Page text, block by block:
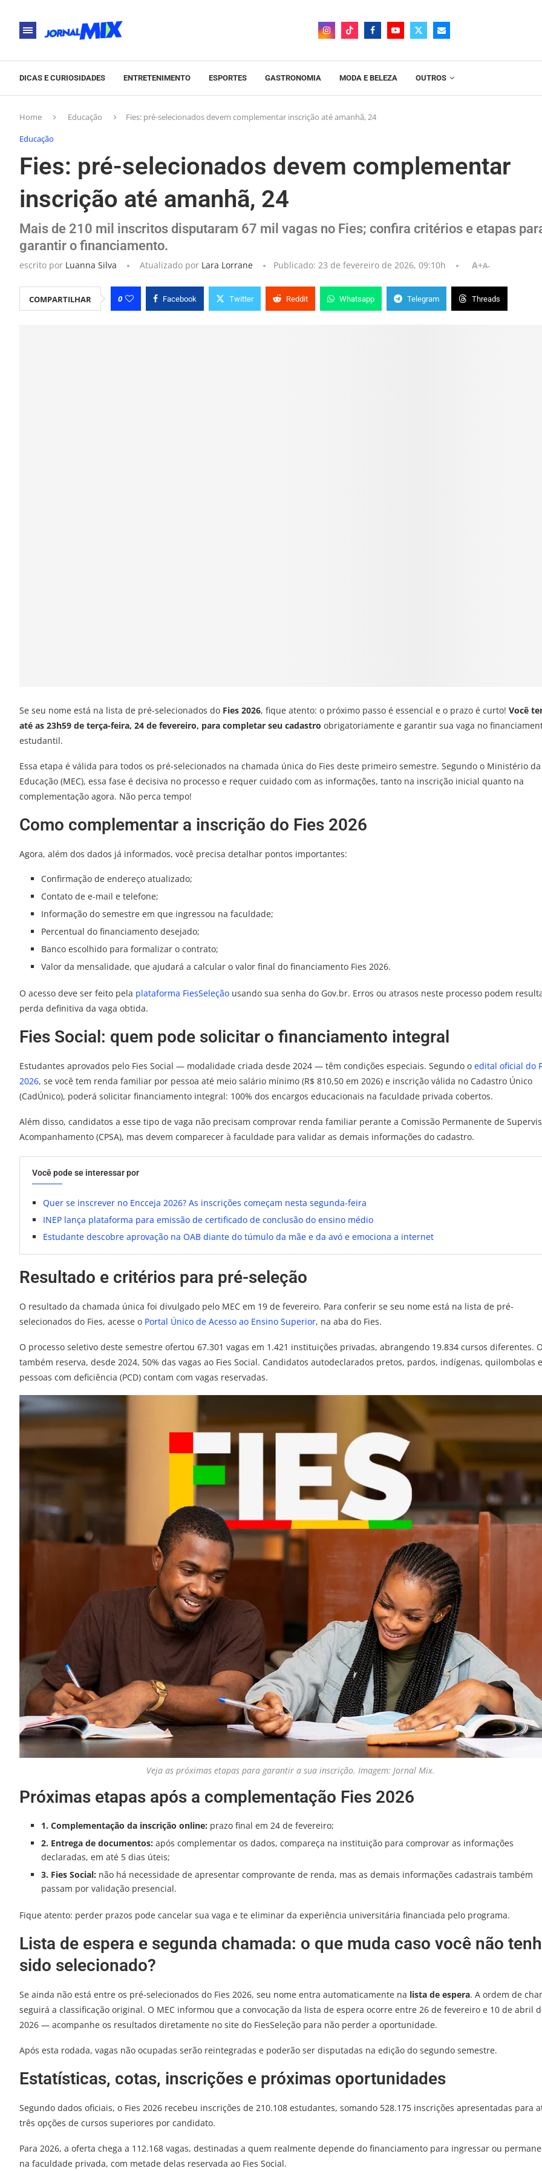
DICAS E CURIOSIDADES ENTRETENIMENTO ESPORTES GASTRONOMIA MODA E BELEZA OUTROS
Home Educação
Fies: pré-selecionados devem complementar inscrição até amanhã, 24
Educação
Fies: pré-selecionados devem complementar
inscrição até amanhã, 24
Mais de 210 mil inscritos disputaram 67 mil vagas no Fies; confira critérios e etapas
garantir o financiamento.
escrito por Luanna Silva Atualizado por Lara Lorrane Publicado: 23 de fevereiro de 2026, 09:10h A+A-
COMPARTILHAR 0 Facebook Twitter Reddit Whatsapp Telegram Threads
Se seu nome está na lista de pré-selecionados do Fies 2026, fique atento: o próximo passo é essencial e o prazo é curto! Você
até as 23h59 de terça-feira, 24 de fevereiro, para completar seu cadastro obrigatoriamente e garantir sua vaga no
estudantil.
Essa etapa é válida para todos os pré-selecionados na chamada única do Fies deste primeiro semestre. Segundo o Ministério da
Educação (MEC), essa fase é decisiva no processo e requer cuidado com as informações, tanto na inscrição inicial quanto na
complementação agora. Não perca tempo!
Como complementar a inscrição do Fies 2026
Agora, além dos dados já informados, você precisa detalhar pontos importantes:
Confirmação de endereço atualizado;
Contato de e-mail e telefone;
Informação do semestre em que ingressou na faculdade;
Percentual do financiamento desejado;
Banco escolhido para formalizar o contrato;
Valor da mensalidade, que ajudará a calcular o valor final do financiamento Fies 2026.
O acesso deve ser feito pela plataforma FiesSeleção usando sua senha do Gov.br. Erros ou atrasos neste processo podem
perda definitiva da vaga obtida.
Fies Social: quem pode solicitar o financiamento integral
Estudantes aprovados pelo Fies Social — modalidade criada desde 2024 — têm condições especiais. Segundo o edital oficial do
2026, se você tem renda familiar por pessoa até meio salário mínimo (R$ 810,50 em 2026) e inscrição válida no Cadastro Único
(CadÚnico), poderá solicitar financiamento integral: 100% dos encargos educacionais na faculdade privada cobertos.
Além disso, candidatos a esse tipo de vaga não precisam comprovar renda familiar perante a Comissão Permanente de
Acompanhamento (CPSA), mas devem comparecer à faculdade para validar as demais informações do cadastro.
Você pode se interessar por
Quer se inscrever no Encceja 2026? As inscrições começam nesta segunda-feira
INEP lança plataforma para emissão de certificado de conclusão do ensino médio
Estudante descobre aprovação na OAB diante do túmulo da mãe e da avó e emociona a internet
Resultado e critérios para pré-seleção
O resultado da chamada única foi divulgado pelo MEC em 19 de fevereiro. Para conferir se seu nome está na lista de pré-
selecionados do Fies, acesse o Portal Único de Acesso ao Ensino Superior, na aba do Fies.
O processo seletivo deste semestre ofertou 67.301 vagas em 1.421 instituições privadas, abrangendo 19.834 cursos diferentes.
também reserva, desde 2024, 50% das vagas ao Fies Social. Candidatos autodeclarados pretos, pardos, indígenas, quilombolas e
pessoas com deficiência (PCD) contam com vagas reservadas.
Veja as próximas etapas para garantir a sua inscrição. Imagem: Jornal Mix.
Próximas etapas após a complementação Fies 2026
1. Complementação da inscrição online: prazo final em 24 de fevereiro;
2. Entrega de documentos: após complementar os dados, compareça na instituição para comprovar as informações
declaradas, em até 5 dias úteis;
3. Fies Social: não há necessidade de apresentar comprovante de renda, mas as demais informações cadastrais também
passam por validação presencial.
Fique atento: perder prazos pode cancelar sua vaga e te eliminar da experiência universitária financiada pelo programa.
Lista de espera e segunda chamada: o que muda caso você não
sido selecionado?
Se ainda não está entre os pré-selecionados do Fies 2026, seu nome entra automaticamente na lista de espera. A ordem de
seguirá a classificação original. O MEC informou que a convocação da lista de espera ocorre entre 26 de fevereiro e 10 de abril
2026 — acompanhe os resultados diretamente no site do FiesSeleção para não perder a oportunidade.
Após esta rodada, vagas não ocupadas serão reintegradas e poderão ser disputadas na edição do segundo semestre.
Estatísticas, cotas, inscrições e próximas oportunidades
Segundo dados oficiais, o Fies 2026 recebeu inscrições de 210.108 estudantes, somando 528.175 inscrições apresentadas para
três opções de cursos superiores por candidato.
Para 2026, a oferta chega a 112.168 vagas, destinadas a quem realmente depende do financiamento para ingressar ou
na faculdade privada, com metade delas reservada ao Fies Social.